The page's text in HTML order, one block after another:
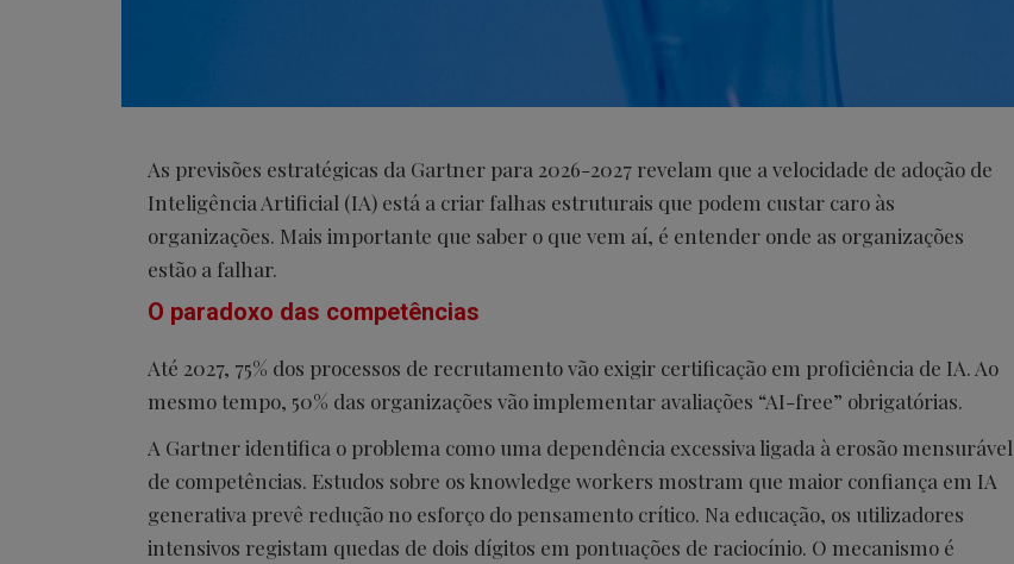
As previsões estratégicas da Gartner para 2026-2027 revelam que a velocidade de adoção de
Inteligência Artificial (IA) está a criar falhas estruturais que podem custar caro às
organizações. Mais importante que saber o que vem aí, é entender onde as organizações
estão a falhar.
O paradoxo das competências
Até 2027, 75% dos processos de recrutamento vão exigir certificação em proficiência de IA. Ao
mesmo tempo, 50% das organizações vão implementar avaliações “AI-free” obrigatórias.
A Gartner identifica o problema como uma dependência excessiva ligada à erosão mensurável
de competências. Estudos sobre os knowledge workers mostram que maior confiança em IA
generativa prevê redução no esforço do pensamento crítico. Na educação, os utilizadores
intensivos registam quedas de dois dígitos em pontuações de raciocínio. O mecanismo é